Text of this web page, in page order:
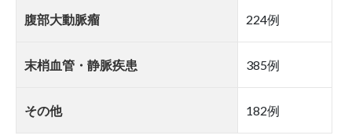
腹部大動脈瘤 224例
末梢血管・静脈疾患 385例
その他 182例